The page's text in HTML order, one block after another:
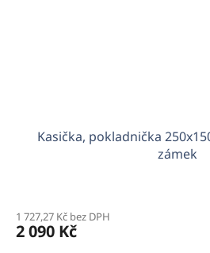
Kasička, pokladnička
zámek
1 727,27 Kč bez DPH
2 090 Kč